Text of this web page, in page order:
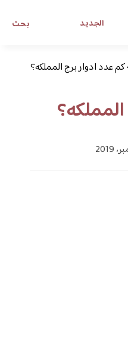
بحث الجديد
العصرية
يهمك
كم عدد ادوار برج المملكه؟